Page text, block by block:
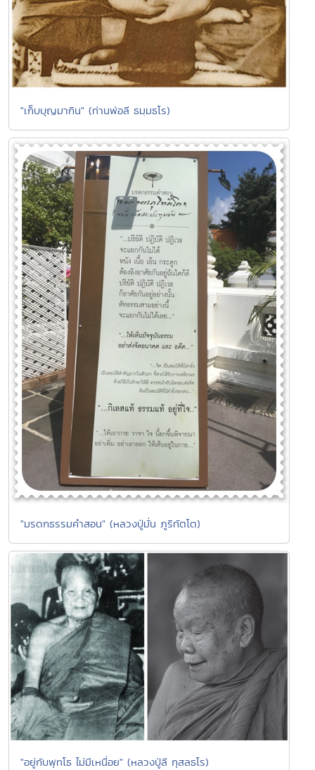
"เก็บบุญมากิน" (ท่านพ่อลี ธมฺมธโร)
"มรดกธรรมคำสอน" (หลวงปู่มั่น ภูริทัตโต)
"อยู่กับพุทโธ ไม่มีเหนื่อย" (หลวงปู่ลี กุสลธโร)